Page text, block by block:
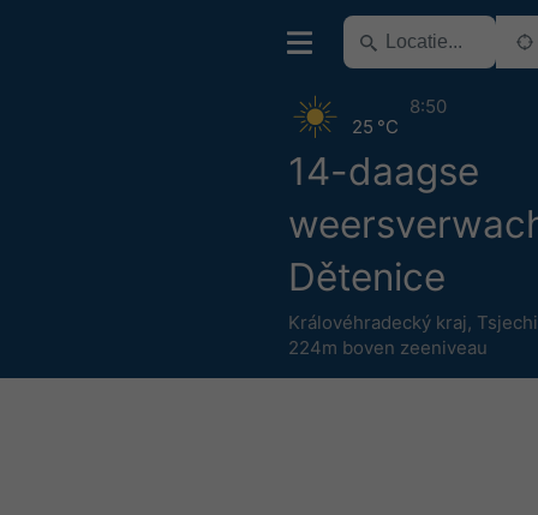
14-daagse
Dětenice
Královéhradecký kraj,
224m boven zeeniveau
25 °C
8:50